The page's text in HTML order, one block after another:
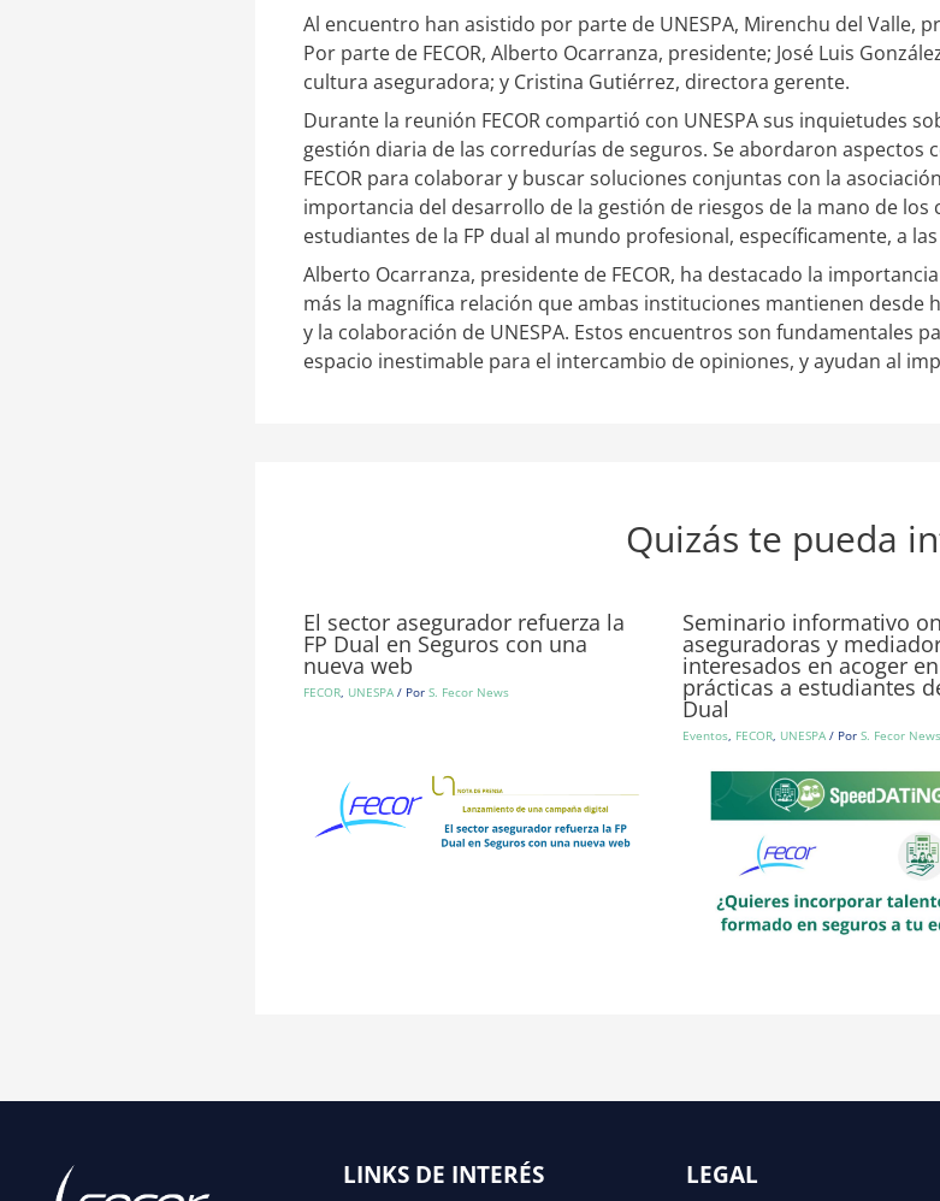
Al encuentro han asistido por parte de UNESPA, Mirenchu del Valle,
Por parte de FECOR, Alberto Ocarranza, presidente; José Luis
cultura aseguradora; y Cristina Gutiérrez, directora gerente.
Durante la reunión FECOR compartió con UNESPA sus inquietudes
gestión diaria de las corredurías de seguros. Se abordaron aspectos
FECOR para colaborar y buscar soluciones conjuntas con la
importancia del desarrollo de la gestión de riesgos de la mano de
estudiantes de la FP dual al mundo profesional, específicamente, a
Alberto Ocarranza, presidente de FECOR, ha destacado la
más la magnífica relación que ambas instituciones mantienen
y la colaboración de UNESPA. Estos encuentros son fundamentales
espacio inestimable para el intercambio de opiniones, y ayudan al
Quizás te pueda
El sector asegurador refuerza la
FP Dual en Seguros con una
nueva web
FECOR UNESPA / Por S. Fecor News
Seminario informativo
aseguradoras y
interesados en acoger en
prácticas a estudiantes
Dual
Eventos FECOR UNESPA / Por S. Fecor News
LINKS DE INTERÉS LEGAL